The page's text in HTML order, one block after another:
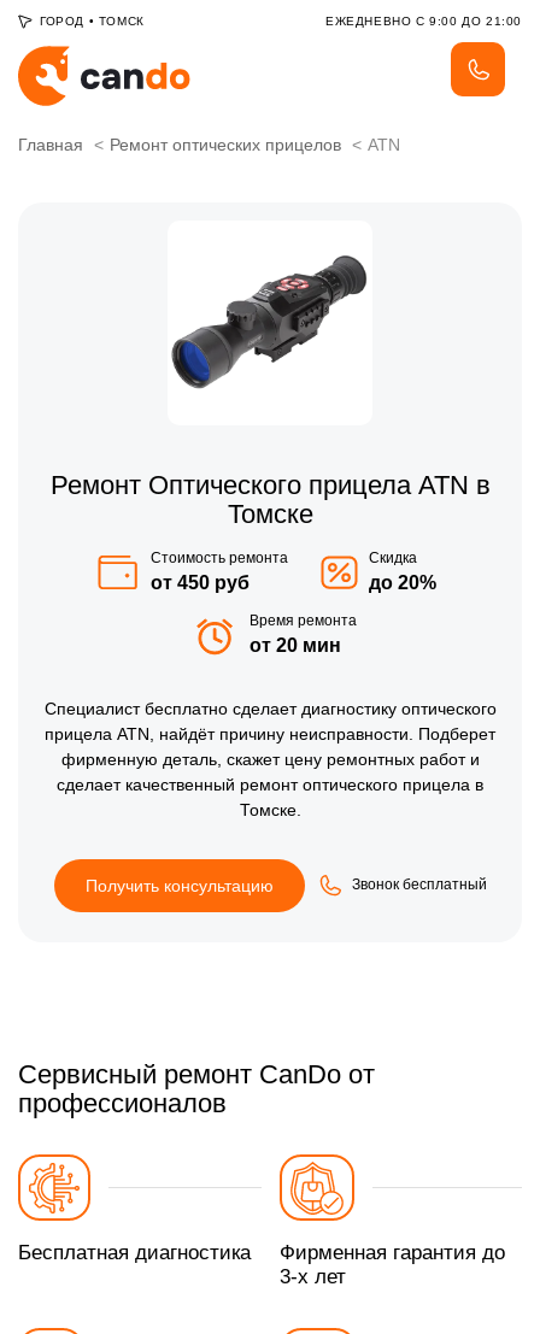
ГОРОД • ТОМСК ЕЖЕДНЕВНО С 9:00 ДО 21:00
Главная Ремонт оптических прицелов ATN
Ремонт Оптического прицела ATN в
Томске
Стоимость ремонта
от 450 руб
Скидка
до 20%
Время ремонта
от 20 мин
Специалист бесплатно сделает диагностику оптического
прицела ATN, найдёт причину неисправности. Подберет
фирменную деталь, скажет цену ремонтных работ и
сделает качественный ремонт оптического прицела в
Томске.
Получить консультацию Звонок бесплатный
Сервисный ремонт CanDo от
профессионалов
Бесплатная диагностика
Фирменная гарантия до
3-х лет